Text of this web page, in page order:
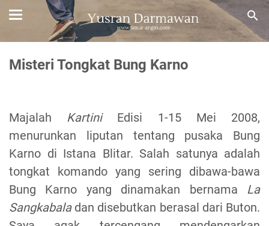
Misteri Tongkat Bung Karno
Majalah KartiniEdisi 1-15 Mei 2008,
menurunkan liputan tentang pusaka Bung
Karno di Istana Blitar. Salah satunya adalah
tongkat komando yang sering dibawa-bawa
Bung Karno yang dinamakan bernama La
Sangkabaladan disebutkan berasal dari Buton.